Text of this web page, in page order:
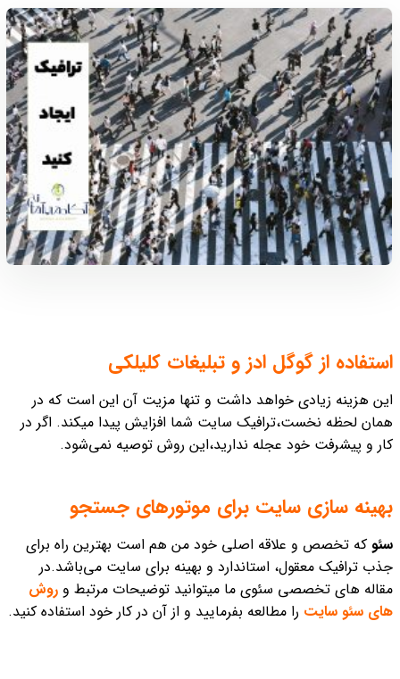
استفاده از گوگل ادز و تبلیغات کلیلکی
این هزینه زیادی خواهد داشت و تنها مزیت آن این است که در
همان لحظه نخست،ترافیک سایت شما افزایش پیدا میکند. اگر در
کار و پیشرفت خود عجله ندارید،‌این روش توصیه نمی‌شود.
بهینه سازی سایت برای موتورهای جستجو
سئو که تخصص و علاقه اصلی خود من هم است بهترین راه برای
جذب ترافیک معقول، استاندارد و بهینه برای سایت می‌باشد.در
مقاله‌ های تخصصی سئوی ما میتوانید توضیحات مرتبط و روش
های سئو سایت را مطالعه بفرمایید و از آن در کار خود استفاده کنید.